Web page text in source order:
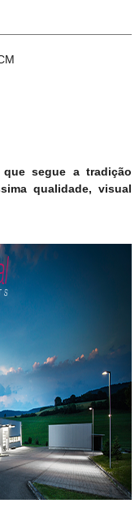
segue a tradição
qualidade, visual